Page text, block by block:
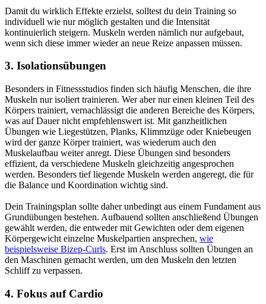
Damit du wirklich Effekte erzielst, solltest du dein Training so
individuell wie nur möglich gestalten und die Intensität
kontinuierlich steigern. Muskeln werden nämlich nur aufgebaut,
wenn sich diese immer wieder an neue Reize anpassen müssen.
3. Isolationsübungen
Besonders in Fitnessstudios finden sich häufig Menschen, die ihre
Muskeln nur isoliert trainieren. Wer aber nur einen kleinen Teil des
Körpers trainiert, vernachlässigt die anderen Bereiche des Körpers,
was auf Dauer nicht empfehlenswert ist. Mit ganzheitlichen
Übungen wie Liegestützen, Planks, Klimmzüge oder Kniebeugen
wird der ganze Körper trainiert, was wiederum auch den
Muskelaufbau weiter anregt. Diese Übungen sind besonders
effizient, da verschiedene Muskeln gleichzeitig angesprochen
werden. Besonders tief liegende Muskeln werden angeregt, die für
die Balance und Koordination wichtig sind.
Dein Trainingsplan sollte daher unbedingt aus einem Fundament aus
Grundübungen bestehen. Aufbauend sollten anschließend Übungen
gewählt werden, die entweder mit Gewichten oder dem eigenen
Körpergewicht einzelne Muskelpartien ansprechen, wie
beispielsweise Bizep-Curls. Erst im Anschluss sollten Übungen an
den Maschinen gemacht werden, um den Muskeln den letzten
Schliff zu verpassen.
4. Fokus auf Cardio